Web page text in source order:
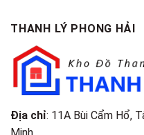
THANH LÝ PHONG HẢI
Địa chỉ: 11A Bùi Cẩm Hổ,